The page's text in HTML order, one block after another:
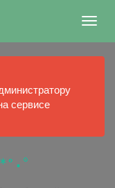
сервисе
･ﾟ